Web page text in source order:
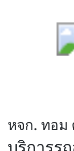
หจก. ทอม